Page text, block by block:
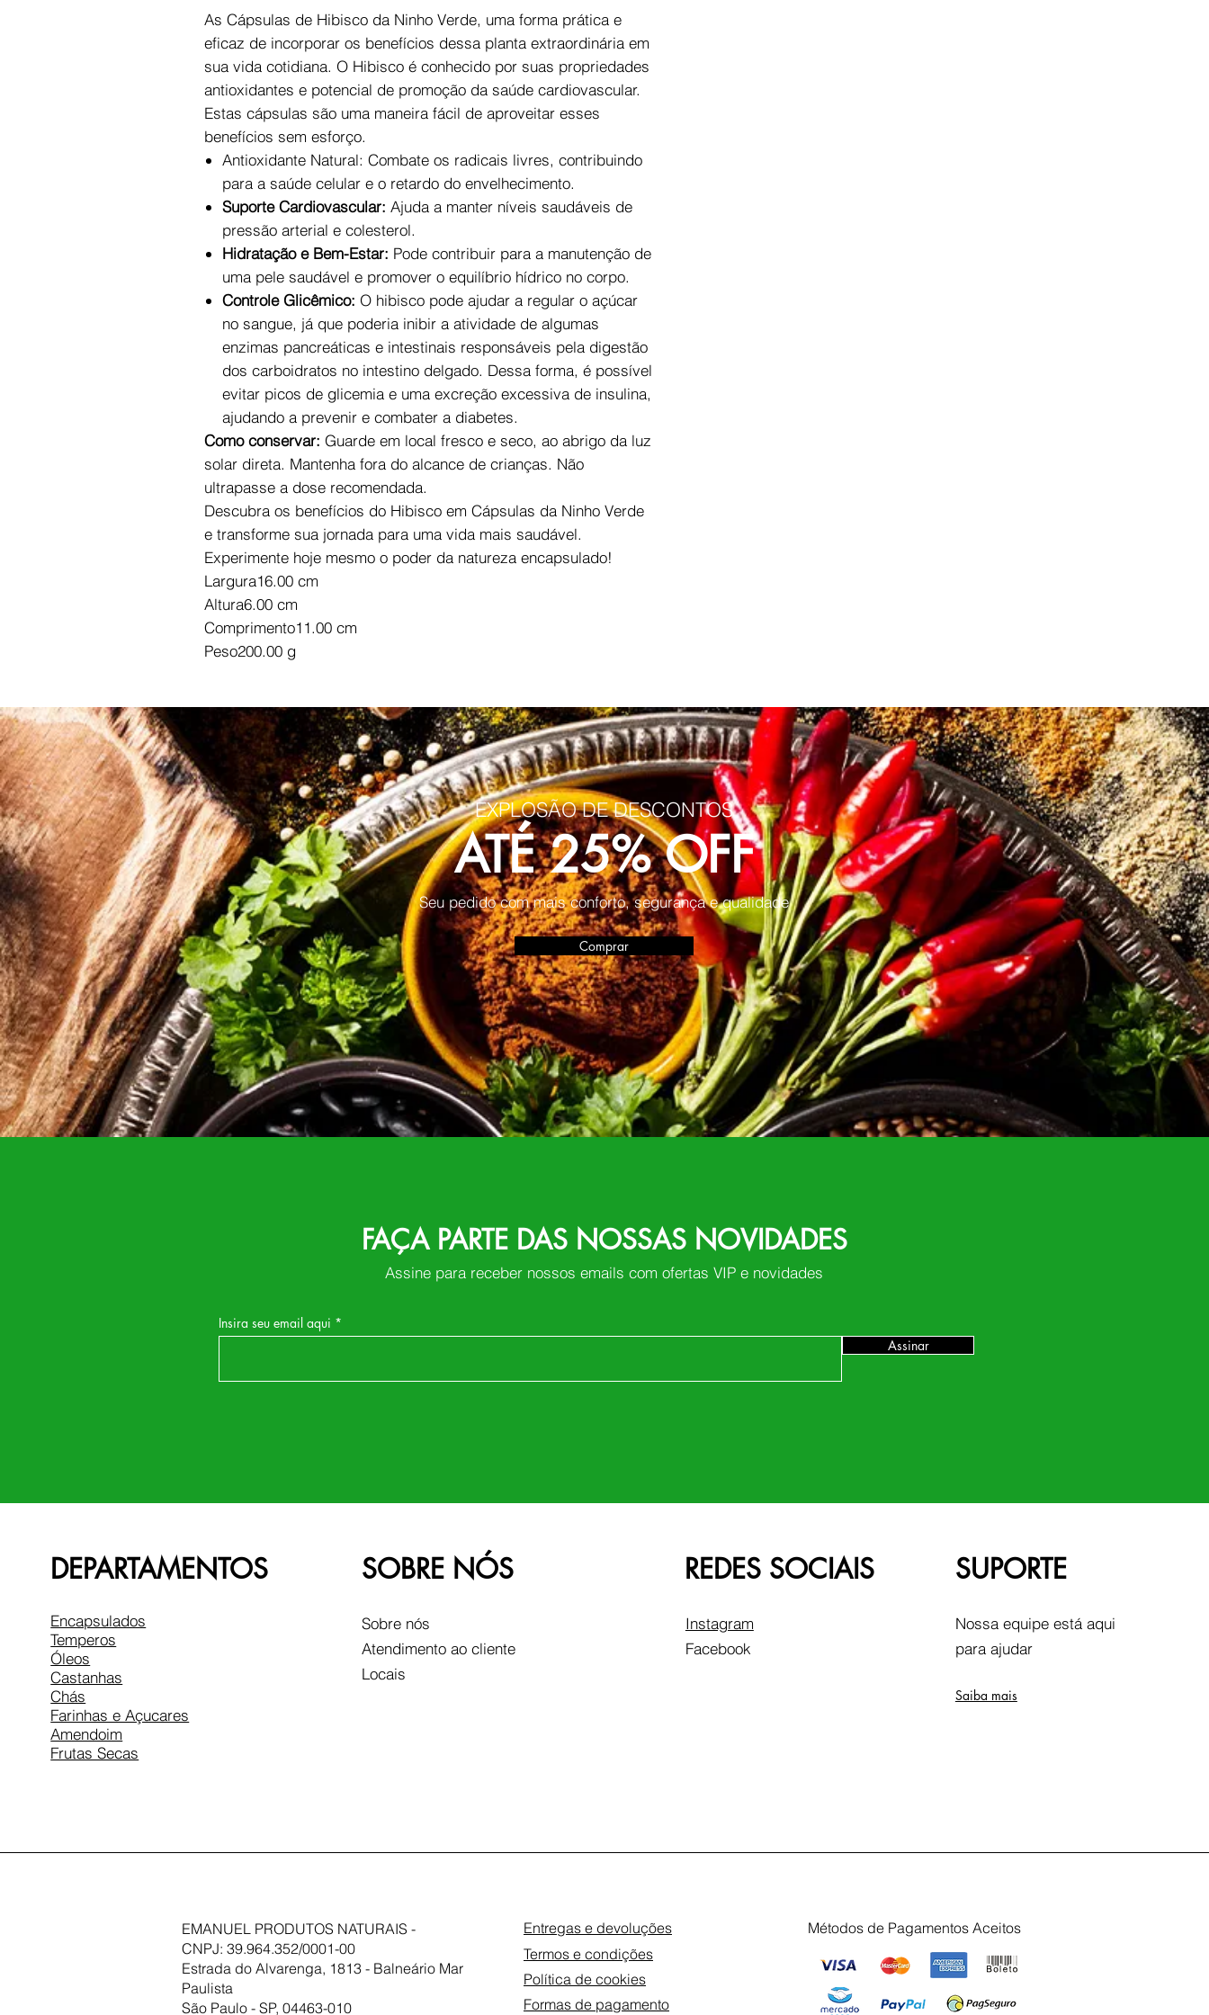
As Cápsulas de Hibisco da Ninho Verde, uma forma prática e
eficaz de incorporar os benefícios dessa planta extraordinária em
sua vida cotidiana. O Hibisco é conhecido por suas propriedades
antioxidantes e potencial de promoção da saúde cardiovascular.
Estas cápsulas são uma maneira fácil de aproveitar esses
benefícios sem esforço.
Antioxidante Natural: Combate os radicais livres, contribuindo
para a saúde celular e o retardo do envelhecimento.
Suporte Cardiovascular: Ajuda a manter níveis saudáveis de
pressão arterial e colesterol.
Hidratação e Bem-Estar: Pode contribuir para a manutenção de
uma pele saudável e promover o equilíbrio hídrico no corpo.
Controle Glicêmico: O hibisco pode ajudar a regular o açúcar
no sangue, já que poderia inibir a atividade de algumas
enzimas pancreáticas e intestinais responsáveis pela digestão
dos carboidratos no intestino delgado. Dessa forma, é possível
evitar picos de glicemia e uma excreção excessiva de insulina,
ajudando a prevenir e combater a diabetes.
Como conservar: Guarde em local fresco e seco, ao abrigo da luz
solar direta. Mantenha fora do alcance de crianças. Não
ultrapasse a dose recomendada.
Descubra os benefícios do Hibisco em Cápsulas da Ninho Verde
e transforme sua jornada para uma vida mais saudável.
Experimente hoje mesmo o poder da natureza encapsulado!
Largura16.00 cm
Altura6.00 cm
Comprimento11.00 cm
Peso200.00 g
EXPLOSÃO DE DESCONTOS
ATÉ 25% OFF
Seu pedido com mais conforto, segurança e qualidade
Comprar
FAÇA PARTE DAS NOSSAS NOVIDADES
Assine para receber nossos emails com ofertas VIP e novidades
Insira seu email aqui
Assinar
DEPARTAMENTOS
Encapsulados
Temperos
Óleos
Castanhas
Chás
Farinhas e Açucares
Amendoim
Frutas Secas
SOBRE NÓS
Sobre nós
Atendimento ao cliente
Locais
REDES SOCIAIS
Instagram
Facebook
SUPORTE
Nossa equipe está aqui
para ajudar
Saiba mais
EMANUEL PRODUTOS NATURAIS -
CNPJ: 39.964.352/0001-00
Estrada do Alvarenga, 1813 - Balneário Mar
Paulista
São Paulo - SP, 04463-010
Entregas e devoluções
Termos e condições
Política de cookies
Formas de pagamento
Métodos de Pagamentos Aceitos